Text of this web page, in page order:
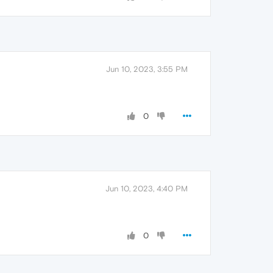
Jun 10, 2023, 3:55 PM
0
Jun 10, 2023, 4:40 PM
0